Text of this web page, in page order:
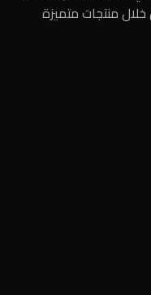
منتجات متميزة